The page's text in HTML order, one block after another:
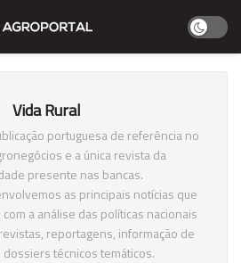
Vida Rural
portuguesa de referência no
e a única revista da
presente nas bancas.
as principais notícias que
a análise das políticas nacionais
reportagens, informação de
técnicos temáticos.